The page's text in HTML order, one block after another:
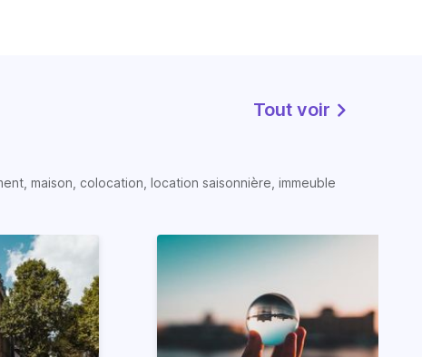
Tout voir
maison, colocation, location saisonnière, immeuble